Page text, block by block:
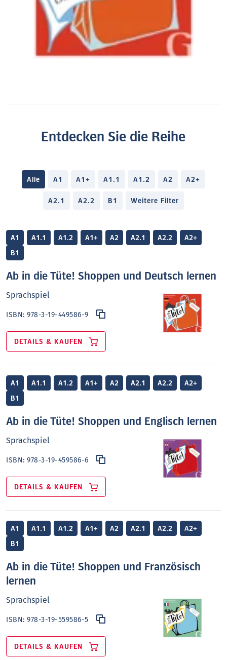
- Spielanleitung mit Vokabelliste
Entdecken Sie die Reihe
Alle A1 A1+ A1.1 A1.2 A2 A2+
A2.1 A2.2 B1 Weitere Filter
A1 A1.1 A1.2 A1+ A2 A2.1 A2.2 A2+
B1
Ab in die Tüte! Shoppen und Deutsch lernen
Sprachspiel
ISBN:978-3-19-449586-9
DETAILS & KAUFEN
A1 A1.1 A1.2 A1+ A2 A2.1 A2.2 A2+
B1
Ab in die Tüte! Shoppen und Englisch lernen
Sprachspiel
ISBN:978-3-19-459586-6
DETAILS & KAUFEN
A1 A1.1 A1.2 A1+ A2 A2.1 A2.2 A2+
B1
Ab in die Tüte! Shoppen und Französisch
lernen
Sprachspiel
ISBN:978-3-19-559586-5
DETAILS & KAUFEN